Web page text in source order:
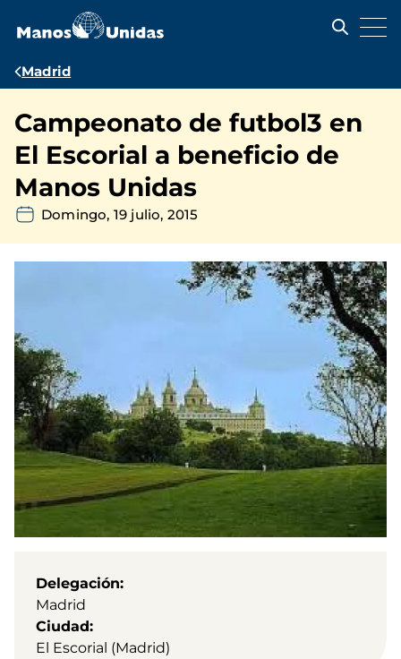
contenido
Ruta
navegación
Madrid
Campeonato de futbol3 en
El Escorial a beneficio de
Manos Unidas
Domingo, 19 julio, 2015
Delegación
Madrid
Ciudad
El Escorial (Madrid)